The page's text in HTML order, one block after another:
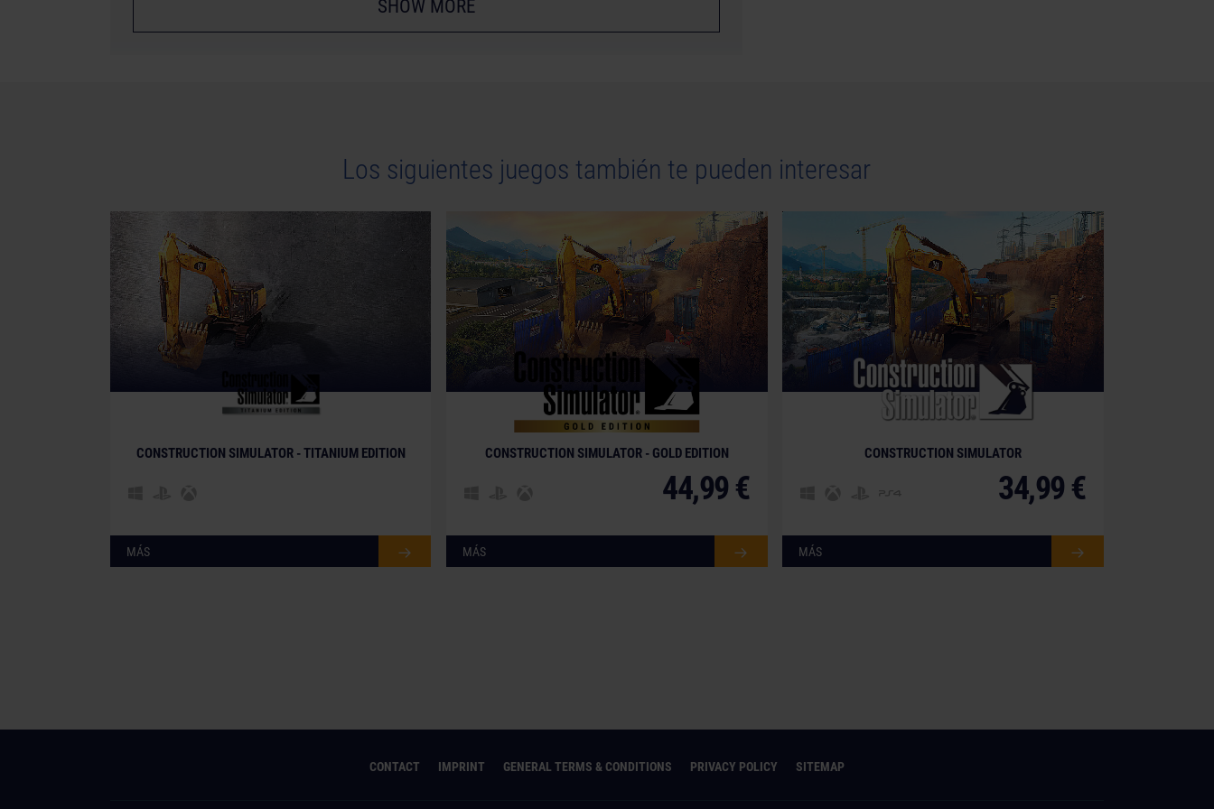
SHOW MORE
Los siguientes juegos también te pueden interesar
CONSTRUCTION SIMULATOR - TITANIUM EDITION
MÁS
CONSTRUCTION SIMULATOR - GOLD EDITION
44,99 €
MÁS
CONSTRUCTION SIMULATOR
34,99 €
MÁS
CONTACT IMPRINT GENERAL TERMS & CONDITIONS PRIVACY POLICY SITEMAP